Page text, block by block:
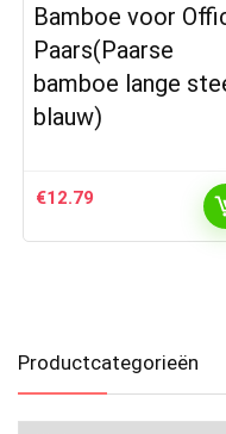
Bamboe voor
Paars(Paarse
bamboe lange
blauw)
€12.79
Productcategorieën